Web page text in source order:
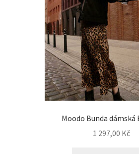
Moodo Bunda dámská
1 297,00 Kč